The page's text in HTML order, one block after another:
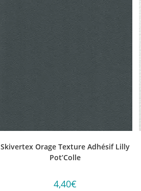
Skivertex Orage Texture Adhésif Lilly
Pot’Colle
4,40€